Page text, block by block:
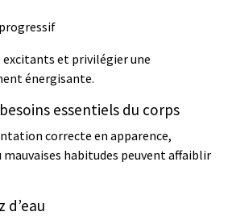
et privilégier une
énergisante.
essentiels du corps
correcte en apparence,
mauvaises habitudes peuvent affaiblir
d’eau